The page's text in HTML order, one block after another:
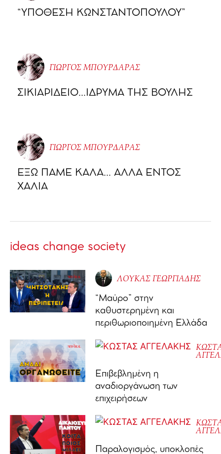
“ΥΠΟΘΕΣΗ ΚΩΝΣΤΑΝΤΟΠΟΥΛΟΥ”
ΓΙΩΡΓΟΣ ΜΠΟΥΡΔΑΡΑΣ
ΣΙΚΙΑΡΙΔΕΙΟ…ΙΔΡΥΜΑ ΤΗΣ ΒΟΥΛΗΣ
ΓΙΩΡΓΟΣ ΜΠΟΥΡΔΑΡΑΣ
ΕΞΩ ΠΑΜΕ ΚΑΛΑ… ΑΛΛΑ ΕΝΤΟΣ
ΧΑΛΙΑ
ideas change society
ΛΟΥΚΑΣ ΓΕΩΡΓΙΑΔΗΣ
“Μαύρο” στην
καθυστερημένη και
περιθωριοποιημένη Ελλάδα
Επιβεβλημένη η
αναδιοργάνωση των
επιχειρήσεων
Παραλογισμός, υποκλοπές